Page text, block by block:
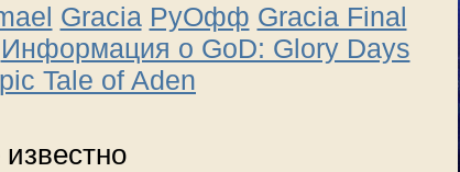
Gracia РуОфф Gracia Final
Информация о GoD: Glory Days
Tale of Aden